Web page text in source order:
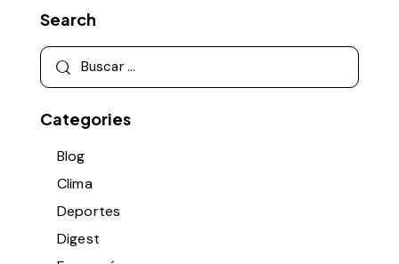
Search
Categories
Blog
Clima
Deportes
Digest